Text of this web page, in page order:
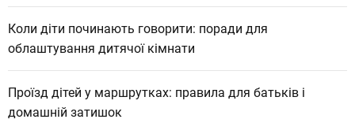
Коли діти починають говорити: поради для
облаштування дитячої кімнати
Проїзд дітей у маршрутках: правила для батьків і
домашній затишок